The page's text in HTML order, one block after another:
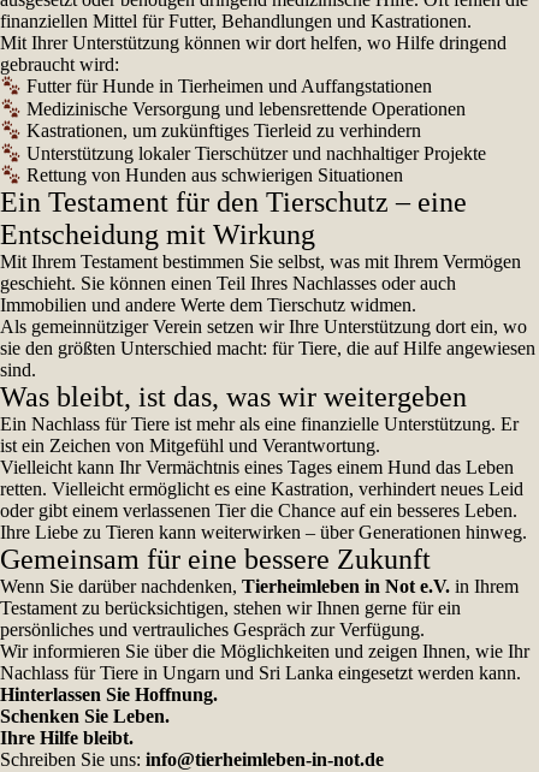
finanziellen Mittel für Futter, Behandlungen und Kastrationen.
Mit Ihrer Unterstützung können wir dort helfen, wo Hilfe dringend
gebraucht wird:
Futter für Hunde in Tierheimen und Auffangstationen
Medizinische Versorgung und lebensrettende Operationen
Kastrationen, um zukünftiges Tierleid zu verhindern
Unterstützung lokaler Tierschützer und nachhaltiger Projekte
Rettung von Hunden aus schwierigen Situationen
Ein Testament für den Tierschutz – eine
Entscheidung mit Wirkung
Mit Ihrem Testament bestimmen Sie selbst, was mit Ihrem Vermögen
geschieht. Sie können einen Teil Ihres Nachlasses oder auch
Immobilien und andere Werte dem Tierschutz widmen.
Als gemeinnütziger Verein setzen wir Ihre Unterstützung dort ein, wo
sie den größten Unterschied macht: für Tiere, die auf Hilfe angewiesen
sind.
Was bleibt, ist das, was wir weitergeben
Ein Nachlass für Tiere ist mehr als eine finanzielle Unterstützung. Er
ist ein Zeichen von Mitgefühl und Verantwortung.
Vielleicht kann Ihr Vermächtnis eines Tages einem Hund das Leben
retten. Vielleicht ermöglicht es eine Kastration, verhindert neues Leid
oder gibt einem verlassenen Tier die Chance auf ein besseres Leben.
Ihre Liebe zu Tieren kann weiterwirken – über Generationen hinweg.
Gemeinsam für eine bessere Zukunft
Wenn Sie darüber nachdenken, Tierheimleben in Not e.V. in Ihrem
Testament zu berücksichtigen, stehen wir Ihnen gerne für ein
persönliches und vertrauliches Gespräch zur Verfügung.
Wir informieren Sie über die Möglichkeiten und zeigen Ihnen, wie Ihr
Nachlass für Tiere in Ungarn und Sri Lanka eingesetzt werden kann.
Hinterlassen Sie Hoffnung.
Schenken Sie Leben.
Ihre Hilfe bleibt.
Schreiben Sie uns: info@tierheimleben-in-not.de